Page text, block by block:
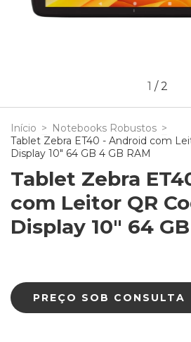
1 / 2
Início > Notebooks Robustos >
Tablet Zebra ET40 - Android com
Display 10" 64 GB 4 GB RAM
Tablet Zebra
com Leitor QR
Display 10" 64